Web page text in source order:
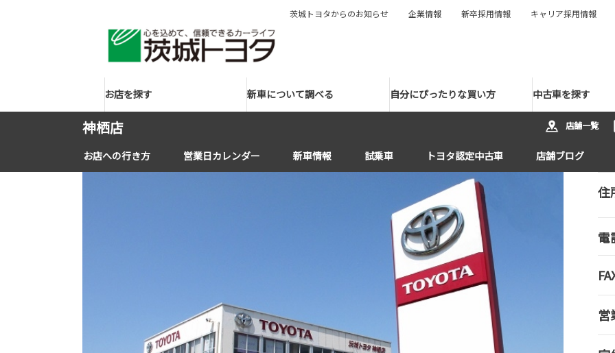
お店を探す 新車について調べる 自分にぴったりな買い方 中古車を探す
茨城トヨタからのお知らせ 企業情報 新卒採用情報 キャリア採用情報
神栖店 店舗一覧
お店への行き方 営業日カレンダー 新車情報 試乗車 トヨタ認定中古車 店舗ブログ
住
電
営